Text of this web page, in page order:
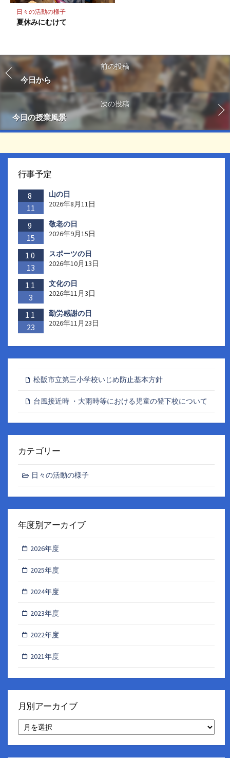
日々の活動の様子
夏休みにむけて
前の投稿
今日から
次の投稿
今日の授業風景
行事予定
8
11
山の日
2026年8月11日
9
15
敬老の日
2026年9月15日
10
13
スポーツの日
2026年10月13日
11
3
文化の日
2026年11月3日
11
23
勤労感謝の日
2026年11月23日
松阪市立第三小学校いじめ防止基本方針
台風接近時 ・大雨時等における児童の登下校について
カテゴリー
日々の活動の様子
年度別アーカイブ
2026年度
2025年度
2024年度
2023年度
2022年度
2021年度
月別アーカイブ
別
ア